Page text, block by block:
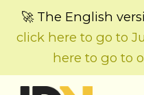
🚀 The English
click here to go to
here to go to